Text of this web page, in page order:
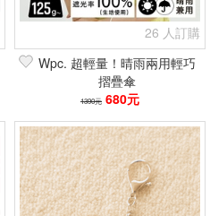
26 人訂購
Wpc. 超輕量！晴雨兩用輕巧
摺疊傘
1390元 680元